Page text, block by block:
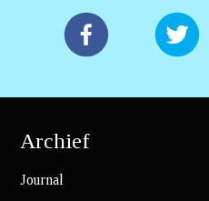
Archief
Journal